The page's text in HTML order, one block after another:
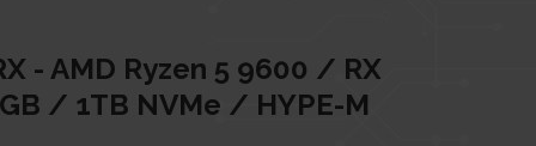
- AMD Ryzen 5 9600 / RX
/ 1TB NVMe / HYPE-M